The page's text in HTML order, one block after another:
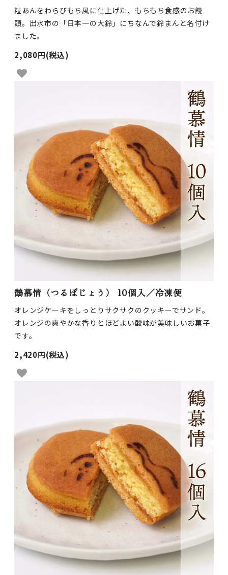
粒あんをわらびもち風に仕上げた、もちもち食感のお饅
頭。出水市の「日本一の大鈴」にちなんで鈴まんと名付け
ました。
2,080円(税込)
鶴慕情（つるぼじょう） 10個入／冷凍便
オレンジケーキをしっとりサクサクのクッキーでサンド。
オレンジの爽やかな香りとほどよい酸味が美味しいお菓子
です。
2,420円(税込)